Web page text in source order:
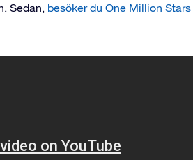
Sedan, besöker du One Million Stars